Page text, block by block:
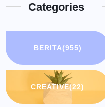
Categories
BERITA(955)
CREATIVE(22)